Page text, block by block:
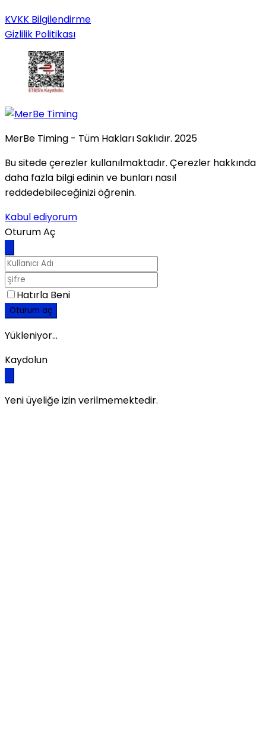
KVKK Bilgilendirme
Gizlilik Politikası
MerBe Timing - Tüm Hakları Saklıdır. 2025
Bu sitede çerezler kullanılmaktadır. Çerezler hakkında
daha fazla bilgi edinin ve bunları nasıl
reddedebileceğinizi öğrenin.
Kabul ediyorum
Oturum Aç
Hatırla Beni
Oturum aç
Yükleniyor...
Kaydolun
Yeni üyeliğe izin verilmemektedir.